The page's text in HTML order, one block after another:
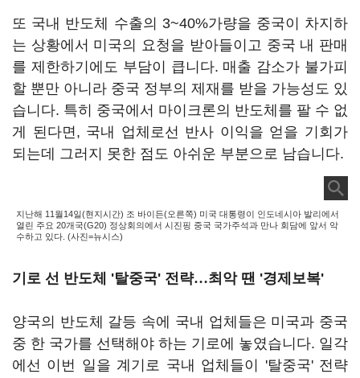
또 국내 반도체 수출의 3~40%가량을 중국이 차지하
는 상황에서 미국의 요청을 받아들이고 중국 내 판매
를 제한하기에도 부담이 큽니다. 매출 감소가 불가피
할 뿐만 아니라 중국 정부의 제재를 받을 가능성도 있
습니다. 특히 중국에서 마이크론의 반도체를 팔 수 없
게 된다면, 국내 업체로선 반사 이익을 얻을 기회가
되는데 그러지 못한 점도 아쉬운 부분으로 남습니다.
지난해 11월14일(현지시간) 조 바이든(오른쪽) 미국 대통령이 인도네시아 발리에서
열린 주요 20개국(G20) 정상회의에서 시진핑 중국 국가주석과 만나 회담에 앞서 악
수하고 있다. (사진=뉴시스)
기로 선 반도체 '탈중국' 전략…최악 땐 '경제보복'
양국의 반도체 갈등 속에 국내 업체들은 미국과 중국
중 한 국가를 선택해야 하는 기로에 놓였습니다. 일각
에선 이번 일을 계기로 국내 업체들이 '탈중국' 전략